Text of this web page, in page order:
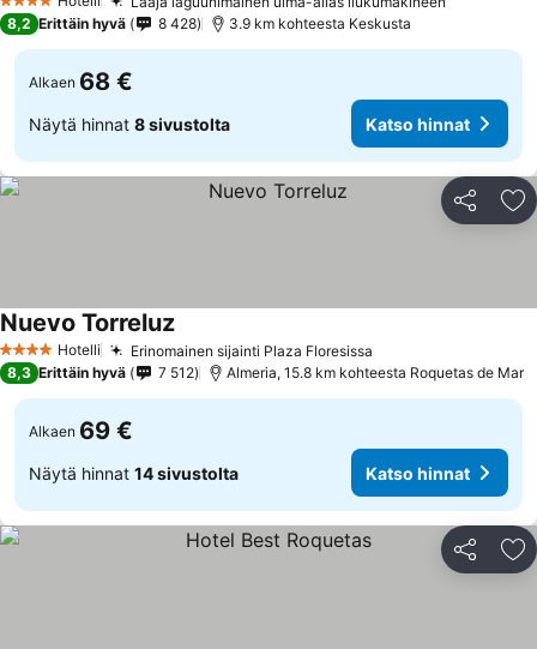
4 Tähtiluokitus
8,2 Erittäin hyvä 8 428 3.9 km kohteesta Keskusta
Alkaen 68 €
Näytä hinnat 8 sivustolta Katso hinnat
Jaa
4 Tähtiluokitus
Hotelli Erinomainen sijainti Plaza Floresissa
Nuevo Torreluz
8,3 Erittäin hyvä 7 512 Almeria, 15.8 km kohteesta Roquetas de Mar
Alkaen 69 €
Näytä hinnat 14 sivustolta Katso hinnat
Jaa